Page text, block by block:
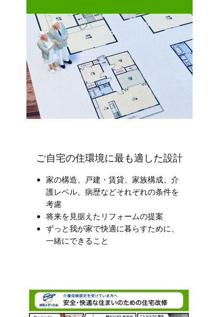
ご自宅の住環境に最も適した設計
家の構造、戸建・賃貸、家族構成、介
護レベル、病歴などそれぞれの条件を
考慮
将来を見据えたリフォームの提案
ずっと我が家で快適に暮らすために、
一緒にできること